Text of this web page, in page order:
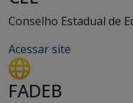
Conselho Estadual de
Acessar site
FADEB